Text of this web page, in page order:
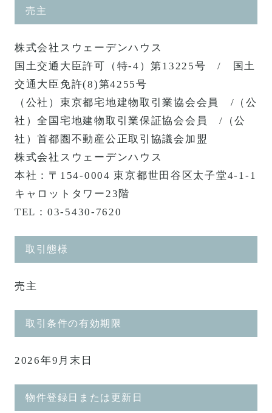
売主
株式会社スウェーデンハウス
国土交通大臣許可（特-4）第13225号 / 国土
交通大臣免許(8)第4255号
（公社）東京都宅地建物取引業協会会員 /（公
社）全国宅地建物取引業保証協会会員 /（公
社）首都圏不動産公正取引協議会加盟
株式会社スウェーデンハウス
本社：〒154-0004 東京都世田谷区太子堂4-1-1
キャロットタワー23階
TEL：03-5430-7620
取引態様
売主
取引条件の有効期限
2026年9月末日
物件登録日または更新日